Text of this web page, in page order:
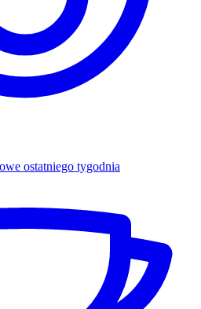
ostatniego tygodnia